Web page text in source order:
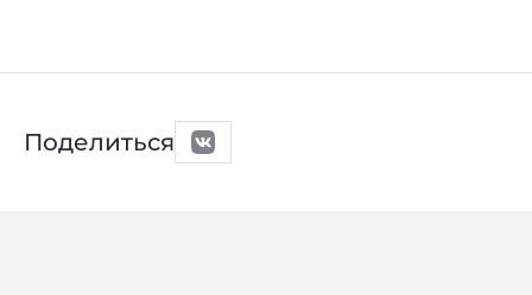
Поделиться